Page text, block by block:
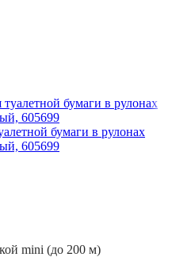
бумаги в рулонах
605699
mini (до 200 м)